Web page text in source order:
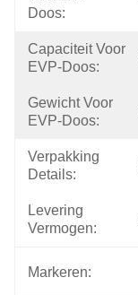
Doos:
Capaciteit Voor
EVP-Doos:
Gewicht Voor
EVP-Doos:
Verpakking
Details:
Levering
Vermogen:
Markeren: